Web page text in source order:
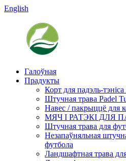
English
Галоўная
Прадукты
Корт для падэль-
Штучная трава Padel
Навес / пакрыццё для
МЯЧ І РАТЭКІ ​​ДЛЯ
Штучная трава для
Незапаўняльная
футбола
Ландшафтная трава